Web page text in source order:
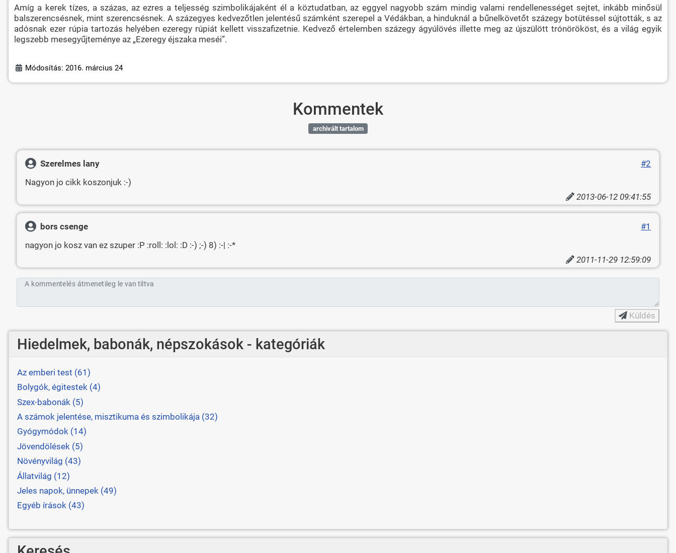
Amíg a kerek tízes, a százas, az ezres a teljesség szimbolikájaként él a köztudatban, az eggyel nagyobb szám mindig valami rendellenességet sejtet, inkább minősül
balszerencsésnek, mint szerencsésnek. A százegyes kedvezőtlen jelentésű számként szerepel a Védákban, a hinduknál a bűnelkövetőt százegy botütéssel sújtották, s az
adósnak ezer rúpia tartozás helyében ezeregy rúpiát kellett visszafizetnie. Kedvező értelemben százegy ágyúlövés illette meg az újszülött trónörököst, és a világ egyik
legszebb mesegyűjteménye az „Ezeregy éjszaka meséi”.
Módosítás: 2016. március 24
Kommentek
archivált tartalom
Szerelmes lany
#2
Nagyon jo cikk koszonjuk :-)
2013-06-12 09:41:55
bors csenge
#1
nagyon jo kosz van ez szuper :P :roll: :lol: :D :-) ;-) 8) :-| :-*
2011-11-29 12:59:09
A kommentelés átmenetileg le van tiltva
Küldés
Hiedelmek, babonák, népszokások - kategóriák
Az emberi test (61)
Bolygók, égitestek (4)
Szex-babonák (5)
A számok jelentése, misztikuma és szimbolikája (32)
Gyógymódok (14)
Jövendölések (5)
Növényvilág (43)
Állatvilág (12)
Jeles napok, ünnepek (49)
Egyéb írások (43)